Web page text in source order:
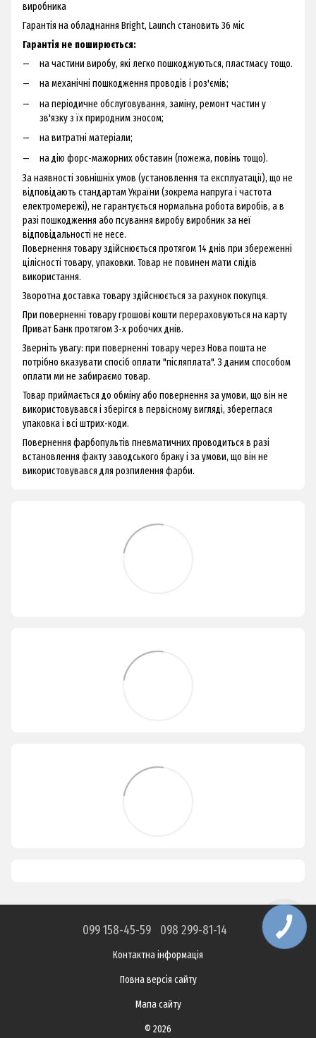
виробника
Гарантія на обладнання Bright, Launch становить 36 міс
Гарантія не поширюється:
на частини виробу, які легко пошкоджуються, пластмасу тощо.
на механічні пошкодження проводів і роз'ємів;
на періодичне обслуговування, заміну, ремонт частин у
зв'язку з їх природним зносом;
на витратні матеріали;
на дію форс-мажорних обставин (пожежа, повінь тощо).
За наявності зовнішніх умов (установлення та експлуатації), що не
відповідають стандартам України (зокрема напруга і частота
електромережі), не гарантується нормальна робота виробів, а в
разі пошкодження або псування виробу виробник за неї
відповідальності не несе.
Повернення товару здійснюється протягом 14 днів при збереженні
цілісності товару, упаковки. Товар не повинен мати слідів
використання.
Зворотна доставка товару здійснюється за рахунок покупця.
При поверненні товару грошові кошти перераховуються на карту
Приват Банк протягом 3-х робочих днів.
Зверніть увагу: при поверненні товару через Нова пошта не
потрібно вказувати спосіб оплати "післяплата". З даним способом
оплати ми не забираємо товар.
Товар приймається до обміну або повернення за умови, що він не
використовувався і зберігся в первісному вигляді, збереглася
упаковка і всі штрих-коди.
Повернення фарбопультів пневматичних проводиться в разі
встановлення факту заводського браку і за умови, що він не
використовувався для розпилення фарби.
099 158-45-59 098 299-81-14
Контактна інформація
Повна версія сайту
Мапа сайту
© 2026